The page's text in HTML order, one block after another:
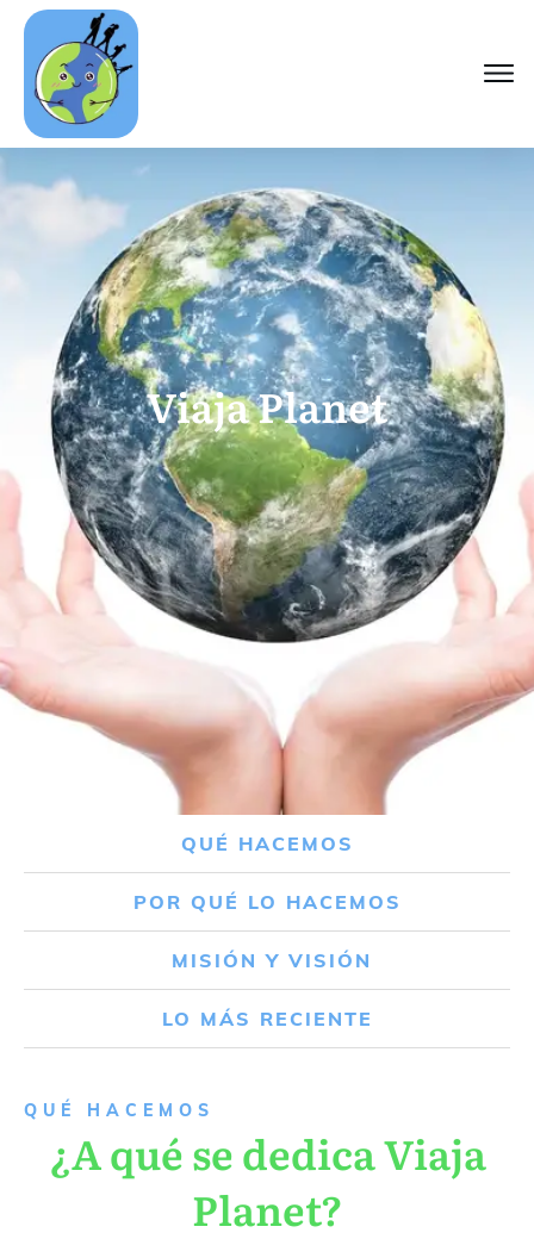
Viaja Planet
QUÉ HACEMOS
POR QUÉ LO HACEMOS
MISIÓN Y VISIÓN
LO MÁS RECIENTE
QUÉ HACEMOS
¿A qué se dedica Viaja
Planet?